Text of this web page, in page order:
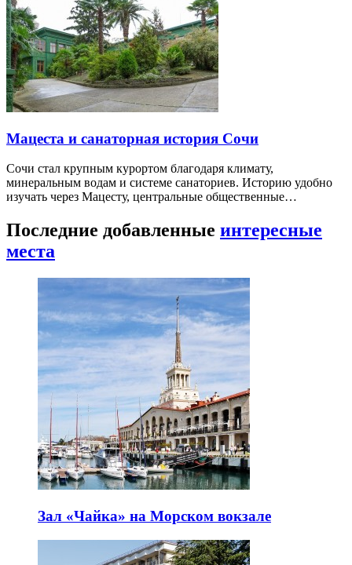
Мацеста и санаторная история Сочи
Сочи стал крупным курортом благодаря климату,
минеральным водам и системе санаториев. Историю удобно
изучать через Мацесту, центральные общественные…
Последние добавленные интересные
места
Зал «Чайка» на Морском вокзале